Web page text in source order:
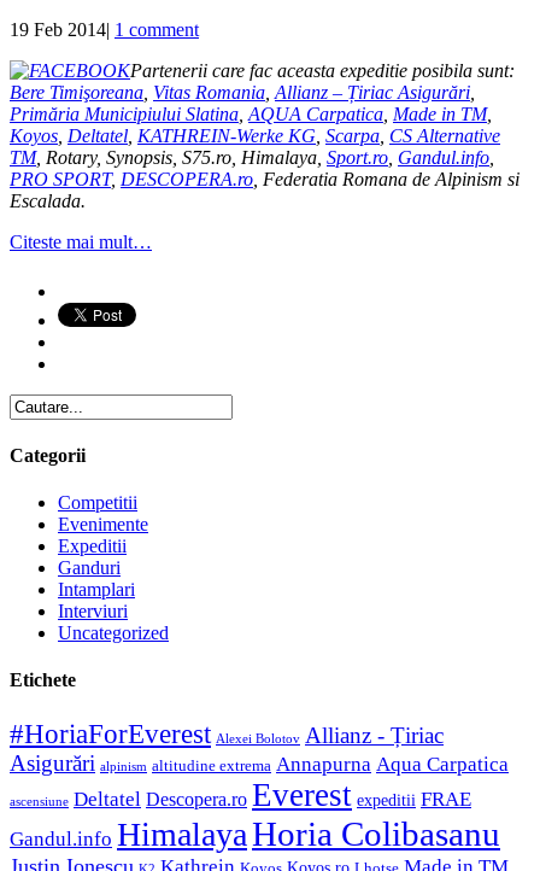
19 Feb 2014| 1 comment
Partenerii care fac aceasta expeditie posibila sunt:
Bere Timişoreana Vitas Romania Allianz – Țiriac Asigurări
Primăria Municipiului Slatina AQUA Carpatica Made in TM,
Koyos Deltatel KATHREIN-Werke KG Scarpa CS Alternative
TM, Rotary, Synopsis, S75.ro, Himalaya, Sport.ro Gandul.info
PRO SPORT, DESCOPERA.ro , Federatia Romana de Alpinism si
Escalada.
Citeste mai mult…
Categorii
Competitii
Evenimente
Expeditii
Ganduri
Intamplari
Interviuri
Uncategorized
Etichete
#HoriaForEverest Alexei Bolotov Allianz - Țiriac
Asigurări alpinism altitudine extrema Annapurna Aqua Carpatica
ascensiune Deltatel Descopera.ro Everest expeditii FRAE
Gandul.info HimalayaHoria Colibasanu
Justin Ionescu Kathrein Koyos.ro Made in TM